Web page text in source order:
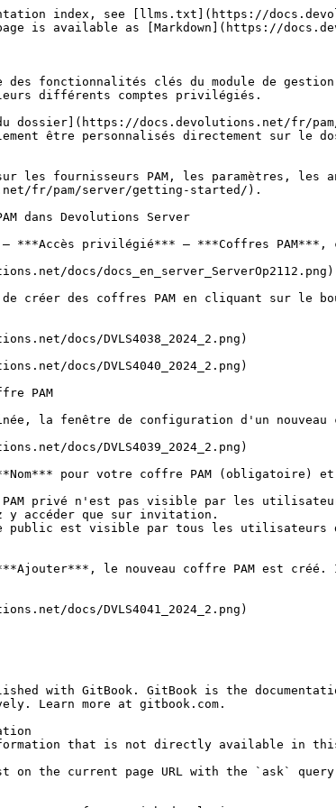
index, see [llms.txt](https://
is available as [Markdown](https://
des fonctionnalités clés du module de
différents comptes privilégiés.
dossier](https://docs.devolutions.net/fr/
être personnalisés directement sur
les fournisseurs PAM, les paramètres, les
fr/pam/server/getting-started/).
dans Devolutions Server
***Accès privilégié*** – ***Coffres PAM***,
docs/docs_en_server_ServerOp2112.png)
créer des coffres PAM en cliquant sur le
docs/DVLS4038_2024_2.png)
docs/DVLS4040_2024_2.png)
PAM
la fenêtre de configuration d'un
docs/DVLS4039_2024_2.png)
***Nom*** pour votre coffre PAM
privé n'est pas visible par les
y accéder que sur invitation.
est visible par tous les utilisateurs
le nouveau coffre PAM est
docs/DVLS4041_2024_2.png)
with GitBook. GitBook is the
Learn more at gitbook.com.
that is not directly available in this
on the current page URL with the `ask`